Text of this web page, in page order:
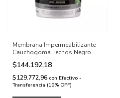
Membrana Impermeabilizante
Cauchogoma Techos Negro
20kg
$144.192,18
$129.772,96 con Efectivo -
Transferencia (10% OFF)